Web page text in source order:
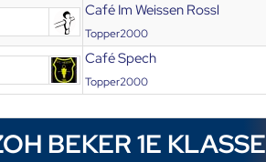
Café Im Weissen Rossl
Topper2000
Café Spech
Topper2000
BEKER 1E KLASSE